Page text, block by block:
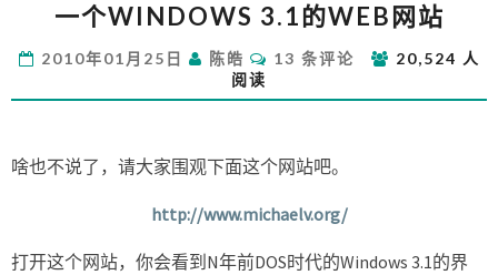
个
3.1
的
站
一个WINDOWS 3.1的WEB网站
2010年01月25日 陈皓
评
论
13 条评论
20,524 人
阅读
啥也不说了，请大家围观下面这个网站吧。
http://www.michaelv.org/
打开这个网站，你会看到N年前DOS时代的Windows 3.1的界